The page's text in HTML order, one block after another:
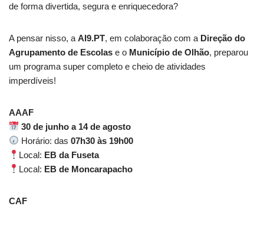
de forma divertida, segura e enriquecedora?
A pensar nisso, a AI9.PT, em colaboração com a Direção do
Agrupamento de Escolas e o Município de Olhão, preparou
um programa super completo e cheio de atividades
imperdíveis!
AAAF
30 de junho a 14 de agosto
Horário: das07h30 às 19h00
Local: EB da Fuseta
Local: EB de Moncarapacho
CAF